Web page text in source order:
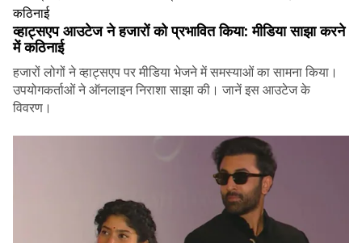
व्हाट्सएप आउटेज ने हजारों को प्रभावित किया: मीडिया साझा करने
में कठिनाई
हजारों लोगों ने व्हाट्सएप पर मीडिया भेजने में समस्याओं का सामना किया।
उपयोगकर्ताओं ने ऑनलाइन निराशा साझा की। जानें इस आउटेज के
विवरण।